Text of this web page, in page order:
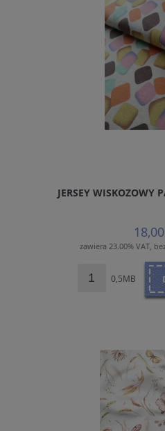
JERSEY WISKOZOWY
zawiera 23.00% VAT,
0,5MB